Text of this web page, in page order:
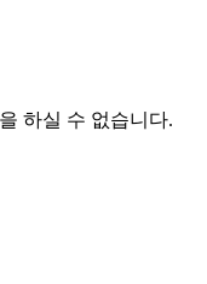
하실 수 없습니다.